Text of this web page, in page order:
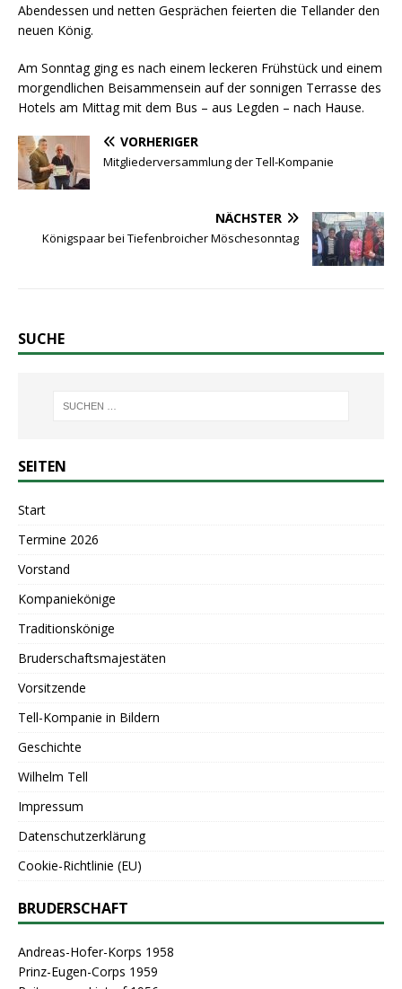
Abendessen und netten Gesprächen feierten die Tellander den
neuen König.
Am Sonntag ging es nach einem leckeren Frühstück und einem
morgendlichen Beisammensein auf der sonnigen Terrasse des
Hotels am Mittag mit dem Bus – aus Legden – nach Hause.
VORHERIGER
Mitgliederversammlung der Tell-Kompanie
NÄCHSTER
Königspaar bei Tiefenbroicher Möschesonntag
SUCHE
SEITEN
Start
Termine 2026
Vorstand
Kompaniekönige
Traditionskönige
Bruderschaftsmajestäten
Vorsitzende
Tell-Kompanie in Bildern
Geschichte
Wilhelm Tell
Impressum
Datenschutzerklärung
Cookie-Richtlinie (EU)
BRUDERSCHAFT
Andreas-Hofer-Korps 1958
Prinz-Eugen-Corps 1959